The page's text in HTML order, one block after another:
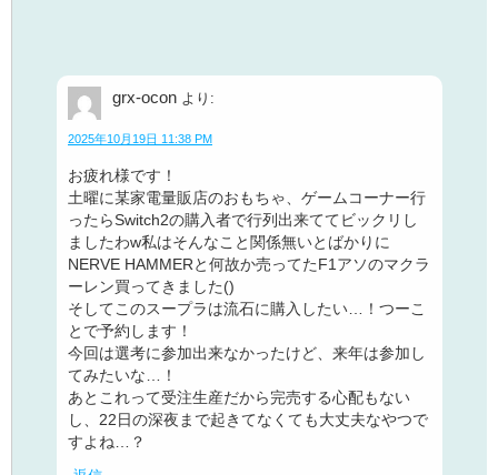
grx-ocon より:
2025年10月19日 11:38 PM
お疲れ様です！
土曜に某家電量販店のおもちゃ、ゲームコーナー行
ったらSwitch2の購入者で行列出来ててビックリし
ましたわw私はそんなこと関係無いとばかりに
NERVE HAMMERと何故か売ってたF1アソのマクラ
ーレン買ってきました()
そしてこのスープラは流石に購入したい…！つーこ
とで予約します！
今回は選考に参加出来なかったけど、来年は参加し
てみたいな…！
あとこれって受注生産だから完売する心配もない
し、22日の深夜まで起きてなくても大丈夫なやつで
すよね…？